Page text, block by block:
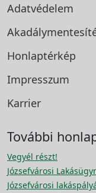
Adatvédelem
Honlaptérkép
Impresszum
Karrier
További
Vegyél részt!
Józsefvárosi
Józsefvárosi